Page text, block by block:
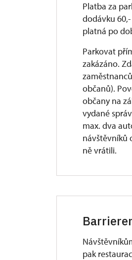
Platba za
dodávku
platná po
Parkovat
zakázáno.
občanů).
občany na
vydané
max. dva
návštěvníků
ně vrátili.
pak